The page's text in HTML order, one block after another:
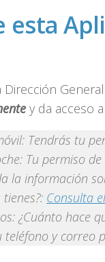
esta
y da acceso
Tendrás tu
Tu permiso
la información
Consulta
¿Cuánto hace
y correo